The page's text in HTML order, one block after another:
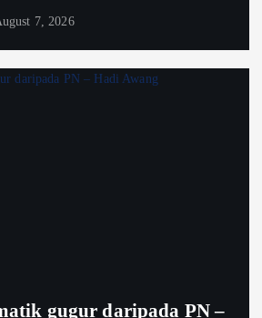
7, 2026
gugur daripada PN –